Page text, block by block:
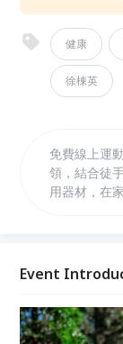
健康
徐棟英
免費線上運
領，結合徒手核心訓練
用器材，在
Event